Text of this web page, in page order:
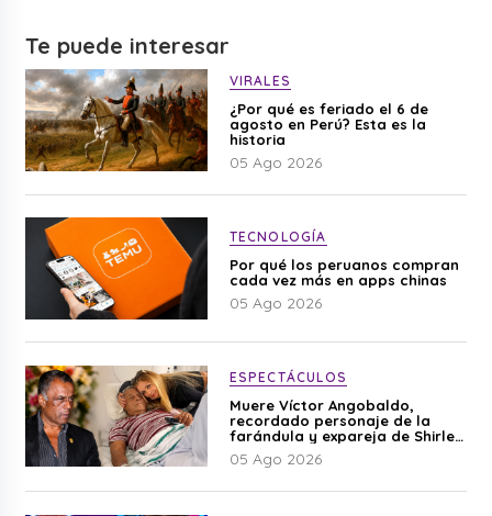
Te puede interesar
VIRALES
¿Por qué es feriado el 6 de
agosto en Perú? Esta es la
historia
05 Ago 2026
TECNOLOGÍA
Por qué los peruanos compran
cada vez más en apps chinas
05 Ago 2026
ESPECTÁCULOS
Muere Víctor Angobaldo,
recordado personaje de la
farándula y expareja de Shirley
Cherres
05 Ago 2026